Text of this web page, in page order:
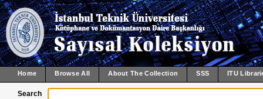
Home Browse All About The Collection SSS ITU
Search